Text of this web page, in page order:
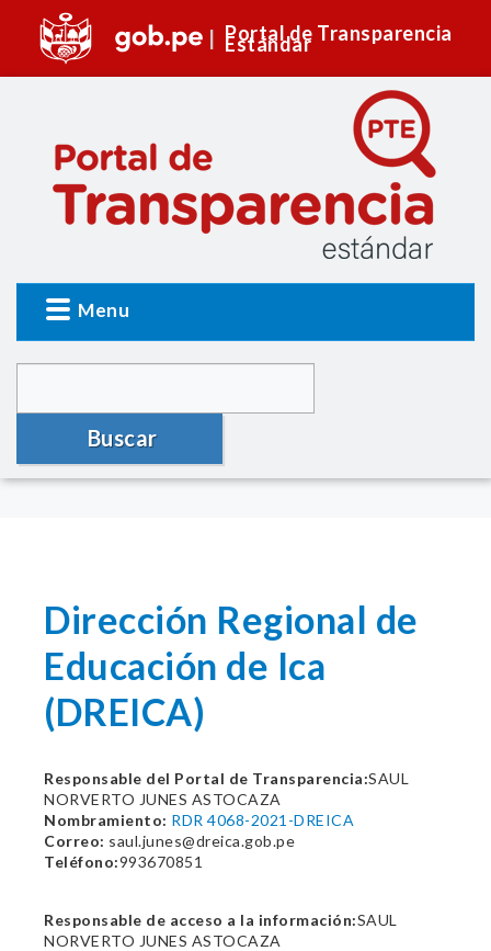
Portal de Transparencia
Estándar
Menu
Buscar
Dirección Regional de
Educación de Ica
(DREICA)
Responsable del Portal de Transparencia:SAUL
NORVERTO JUNES ASTOCAZA
Nombramiento: RDR 4068-2021-DREICA
Correo: saul.junes@dreica.gob.pe
Teléfono:993670851
Responsable de acceso a la información:SAUL
NORVERTO JUNES ASTOCAZA